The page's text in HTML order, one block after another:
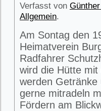
Verfasst von
Allgemein.
Am Sontag den
Heimatverein
Radfahrer
wird die Hütte
werden Getränke
gerne mitradeln
Fördern am